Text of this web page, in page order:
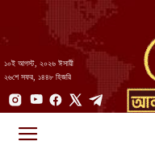
১০ই আগস্ট, ২০২৬ ঈসায়ী
২৬শে সফর, ১৪৪৮ হিজরি